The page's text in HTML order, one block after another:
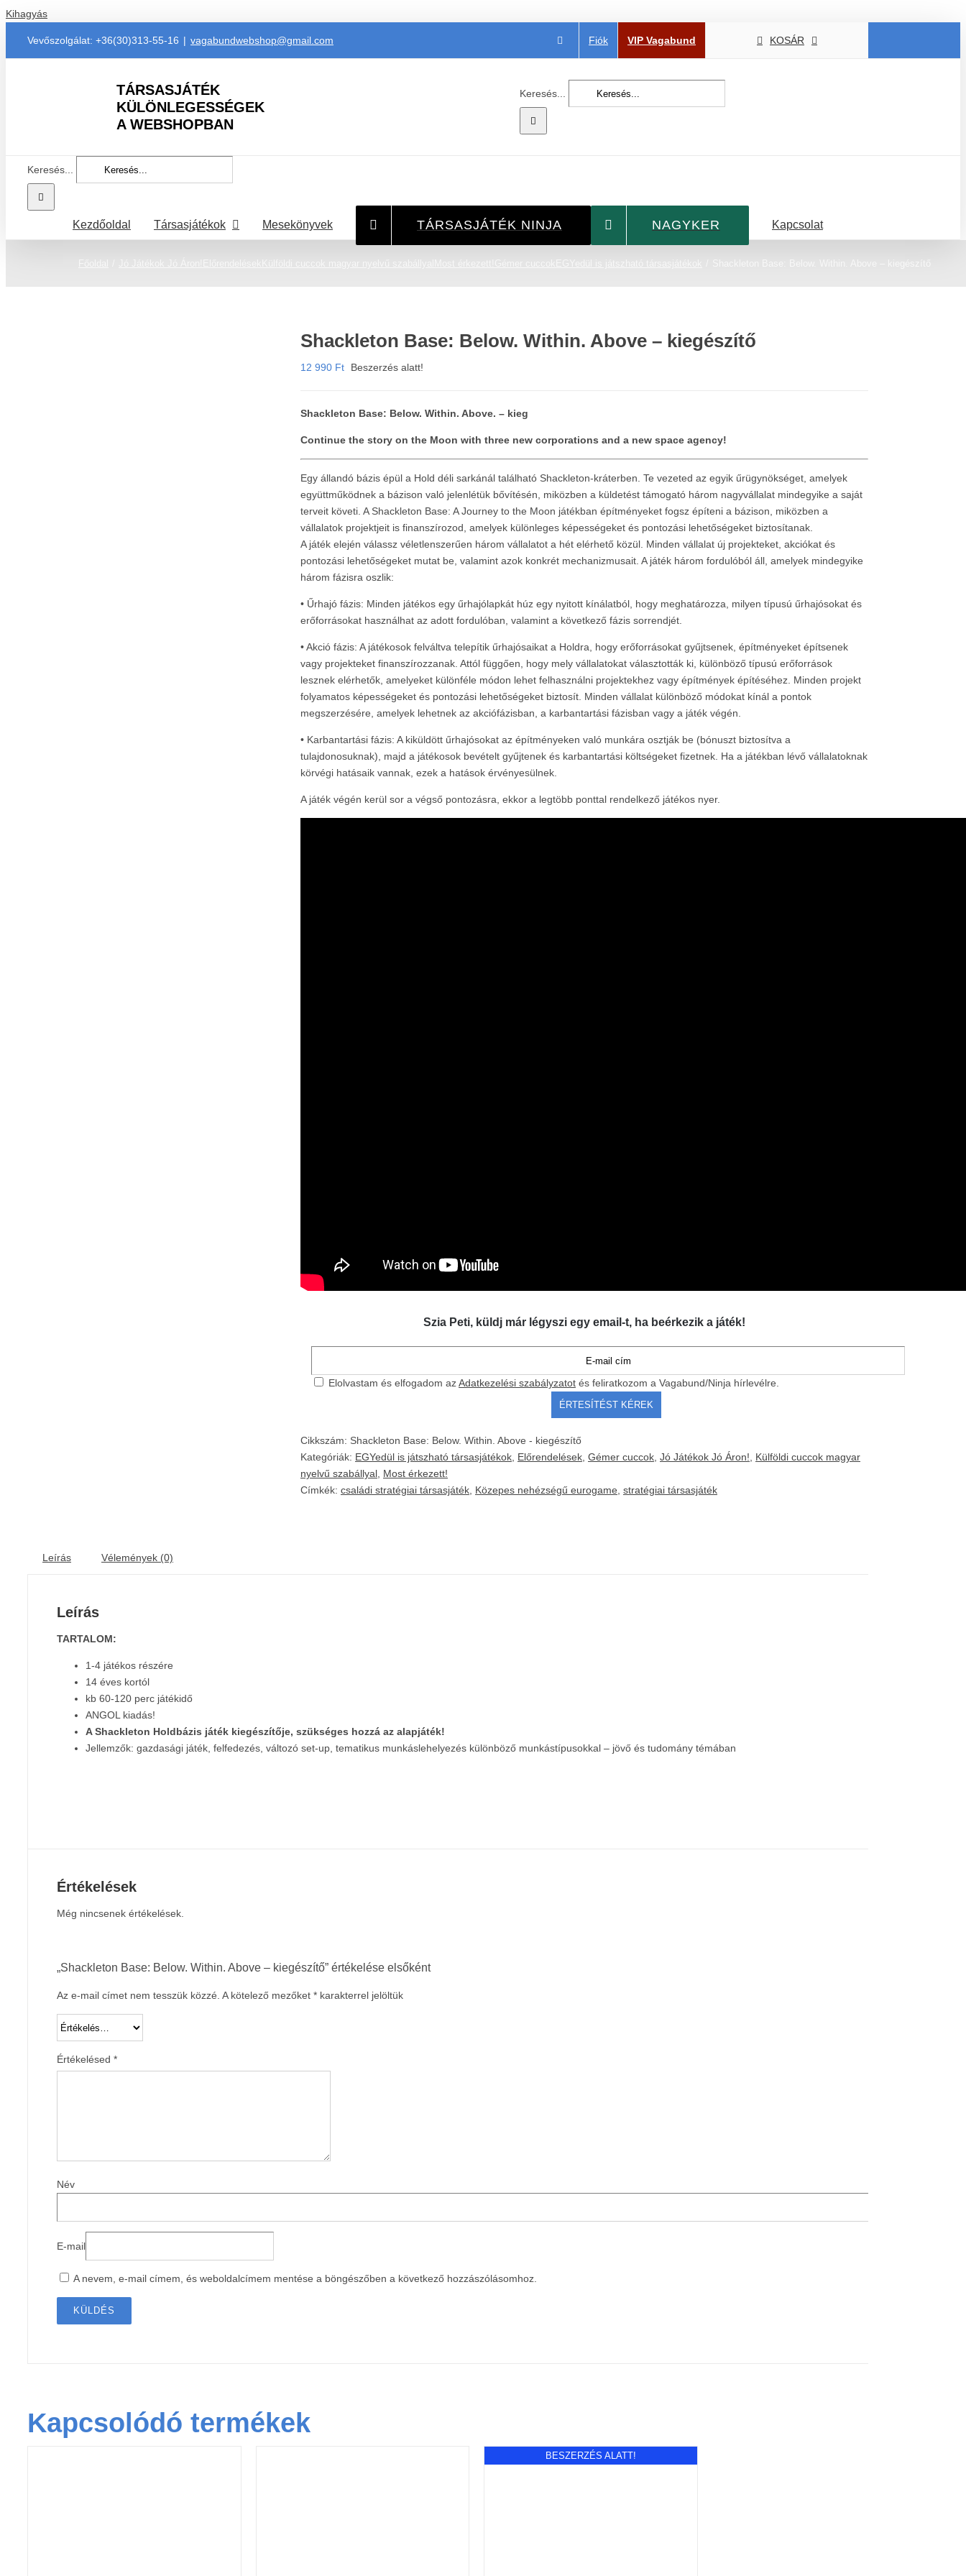
Kihagyás
Vevőszolgálat: +36(30)313-55-16 | vagabundwebshop@gmail.com Fiók VIP Vagabund KOSÁR
TÁRSASJÁTÉK
KÜLÖNLEGESSÉGEK
A WEBSHOPBAN
Keresés...
Keresés...
Kezdőoldal Társasjátékok Mesekönyvek TÁRSASJÁTÉK NINJA NAGYKER Kapcsolat
Shackleton Base: Below. Within. Above – kiegészítő
Shackleton Base: Below. Within. Above – kiegészítő
12 990 Ft Beszerzés alatt!
Shackleton Base: Below. Within. Above. – kieg
Continue the story on the Moon with three new corporations and a new space agency!
Egy állandó bázis épül a Hold déli sarkánál található Shackleton-kráterben. Te vezeted az egyik űrügynökséget, amelyek
együttműködnek a bázison való jelenlétük bővítésén, miközben a küldetést támogató három nagyvállalat mindegyike a saját
terveit követi. A Shackleton Base: A Journey to the Moon játékban építményeket fogsz építeni a bázison, miközben a
vállalatok projektjeit is finanszírozod, amelyek különleges képességeket és pontozási lehetőségeket biztosítanak.
A játék elején válassz véletlenszerűen három vállalatot a hét elérhető közül. Minden vállalat új projekteket, akciókat és
pontozási lehetőségeket mutat be, valamint azok konkrét mechanizmusait. A játék három fordulóból áll, amelyek mindegyike
három fázisra oszlik:
• Űrhajó fázis: Minden játékos egy űrhajólapkát húz egy nyitott kínálatból, hogy meghatározza, milyen típusú űrhajósokat és
erőforrásokat használhat az adott fordulóban, valamint a következő fázis sorrendjét.
• Akció fázis: A játékosok felváltva telepítik űrhajósaikat a Holdra, hogy erőforrásokat gyűjtsenek, építményeket építsenek
vagy projekteket finanszírozzanak. Attól függően, hogy mely vállalatokat választották ki, különböző típusú erőforrások
lesznek elérhetők, amelyeket különféle módon lehet felhasználni projektekhez vagy építmények építéséhez. Minden projekt
folyamatos képességeket és pontozási lehetőségeket biztosít. Minden vállalat különböző módokat kínál a pontok
megszerzésére, amelyek lehetnek az akciófázisban, a karbantartási fázisban vagy a játék végén.
• Karbantartási fázis: A kiküldött űrhajósokat az építményeken való munkára osztják be (bónuszt biztosítva a
tulajdonosuknak), majd a játékosok bevételt gyűjtenek és karbantartási költségeket fizetnek. Ha a játékban lévő vállalatoknak
körvégi hatásaik vannak, ezek a hatások érvényesülnek.
A játék végén kerül sor a végső pontozásra, ekkor a legtöbb ponttal rendelkező játékos nyer.
Szia Peti, küldj már légyszi egy email-t, ha beérkezik a játék!
Elolvastam és elfogadom azAdatkezelési szabályzatot és feliratkozom a Vagabund/Ninja hírlevélre.
Cikkszám: Shackleton Base: Below. Within. Above - kiegészítő
Kategóriák: EGYedül is játszható társasjátékok Előrendelések Gémer cuccok Jó Játékok Jó Áron!
Külföldi cuccok magyar
nyelvű szabállyal Most érkezett!
Címkék: családi stratégiai társasjáték Közepes nehézségű eurogame stratégiai társasjáték
Leírás Vélemények (0)
Leírás
TARTALOM:
1-4 játékos részére
14 éves kortól
kb 60-120 perc játékidő
ANGOL kiadás!
A Shackleton Holdbázis játék kiegészítője, szükséges hozzá az alapjáték!
Jellemzők: gazdasági játék, felfedezés, változó set-up, tematikus munkáslehelyezés különböző munkástípusokkal – jövő és tudomány témában
Értékelések
Még nincsenek értékelések.
„Shackleton Base: Below. Within. Above – kiegészítő” értékelése elsőként
Az e-mail címet nem tesszük közzé. A kötelező mezőket * karakterrel jelöltük
Értékelésed *
Név
E-mail
A nevem, e-mail címem, és weboldalcímem mentése a böngészőben a következő hozzászólásomhoz.
Kapcsolódó termékek
BESZERZÉS ALATT!